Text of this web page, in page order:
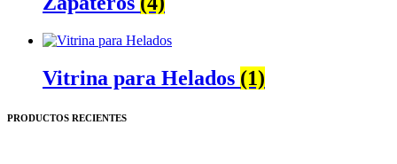
Vitrina para Helados (1)
PRODUCTOS RECIENTES